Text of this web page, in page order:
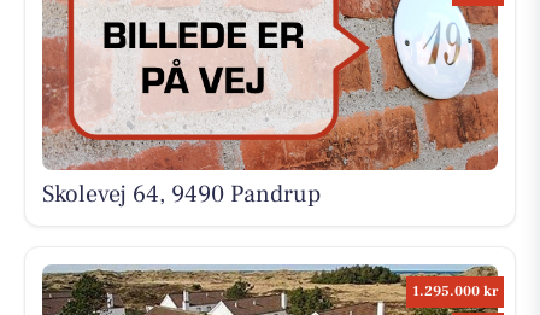
Skolevej 64, 9490 Pandrup
1.295.000 kr